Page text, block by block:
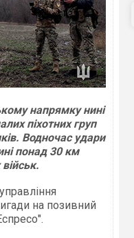
напрямку нині
піхотних груп
Водночас удари
понад 30 км
на позивний